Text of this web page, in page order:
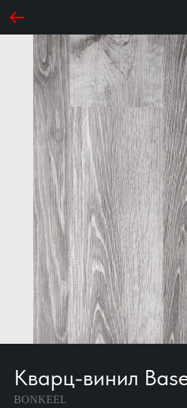
Кварц-винил
BONKEEL